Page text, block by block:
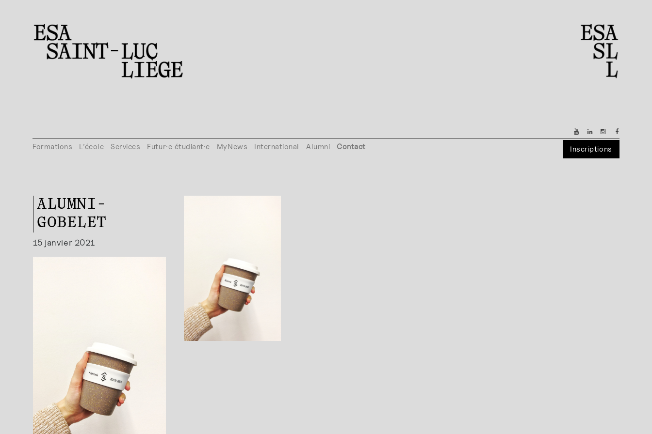
Formations L’école Services Futur·e étudiant·e MyNews International Alumni Contact Inscriptions
ALUMNI-
GOBELET
15 janvier 2021